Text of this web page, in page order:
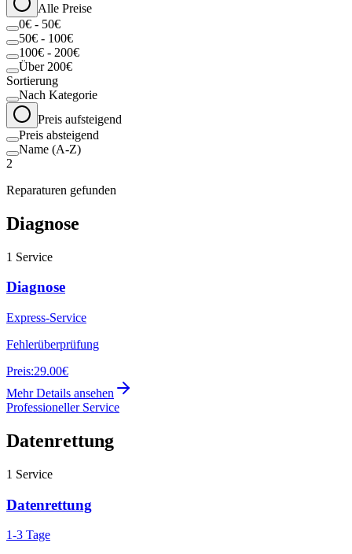
Alle Preise
0€ - 50€
50€ - 100€
100€ - 200€
Über 200€
Sortierung
Nach Kategorie
Preis aufsteigend
Preis absteigend
Name (A-Z)
2
Reparaturen gefunden
Diagnose
1 Service
Diagnose
Express-Service
Fehlerüberprüfung
Preis:29.00€
Mehr Details ansehen
Professioneller Service
Datenrettung
1 Service
Datenrettung
1-3 Tage